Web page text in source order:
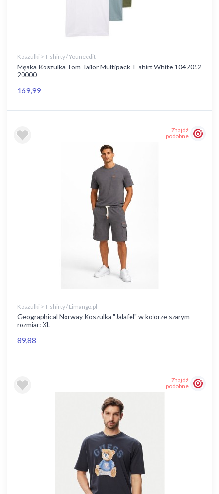
Koszulki > T-shirty / Youneedit
Męska Koszulka Tom Tailor Multipack T-shirt White 1047052
20000
169,99
Znajdź
podobne
Koszulki > T-shirty / Limango.pl
Geographical Norway Koszulka "Jalafel" w kolorze szarym
rozmiar: XL
89,88
Znajdź
podobne